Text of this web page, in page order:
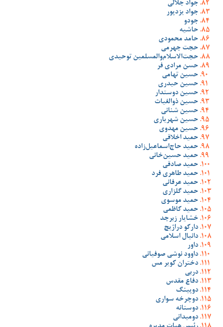
جواد جلالی
جواد یزدپور
جودو
حاشیه
حامد محمودی
حجت جهرمی
حجت‌الاسلام‌والمسلمین توحیدی
حسن مرادی فر
حسین تهامی
حسین حیدری
حسین دوستدار
حسین ذوالغیاث
حسین شنانی
حسین شهریاری
حسین مهدوی
حمید اخلاقی
حمید حاج‌اسماعیل‌زاده
حمید حسین‌خانی
حمید صادقی
حمید طاهری فرد
حمید عرفانی
حمید گلزاری
حمید موسوی
حمید کاظمی
خشایار زبرجد
دارکو دراژیچ
دانیال اسلامی
داور
داوود نوشی صوفیانی
دختران کویر مس
دربی
دفاع مقدس
دوپینگ
دوچرخه سواری
دوستانه
دومیدانی